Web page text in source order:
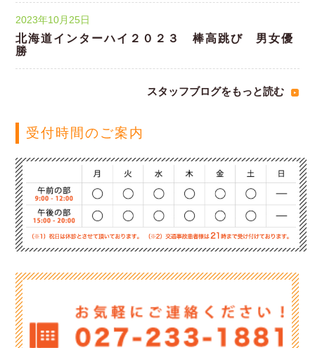
2023年10月25日
北海道インターハイ２０２３ 棒高跳び 男女優
勝
スタッフブログをもっと読む
受付時間のご案内